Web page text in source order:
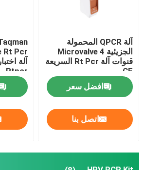
حالات
مدونات
RT qPCR آلة
آلة QPCR المحمولة
الجزيئية Microvalve 4
قنوات آلة Rt Pcr السريعة
CE
افضل سعر
اتصل بنا
آلة
Rtpcr